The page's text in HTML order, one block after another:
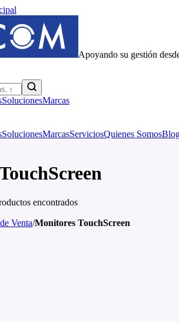
Apoyando su gestión
SolucionesMarcas
SolucionesMarcasServiciosQuienes Somos
encontrados
Venta/Monitores TouchScreen